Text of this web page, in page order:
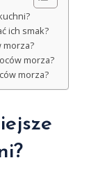
ich smak?
morza?
morza?
morza?